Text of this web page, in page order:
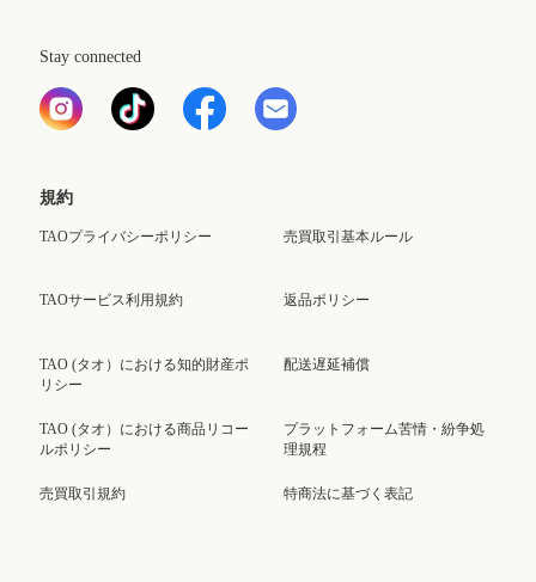
Stay connected
規約
TAOプライバシーポリシー
TAOサービス利用規約
TAO (タオ）における知的財産ポ
リシー
TAO (タオ）における商品リコー
ルポリシー
売買取引規約
売買取引基本ルール
返品ポリシー
配送遅延補償
プラットフォーム苦情・紛争処
理規程
特商法に基づく表記